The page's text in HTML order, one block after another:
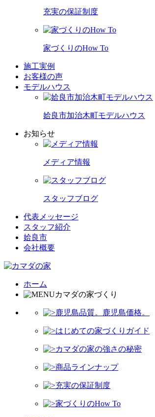
充実の保証制度
家づくりのHow To
施工実例
お客様の声
モデルハウス
姶良市加治木町モデルハウス
お知らせ
メディア情報
スタッフブログ
代表メッセージ
スタッフ紹介
姶良市
会社概要
ホーム
カマダの家づくり
鹿児島品質。鹿児島価格。
はじめての家づくりガイド
カマダの家の強さの秘密
商品ラインナップ
充実の保証制度
家づくりのHow To